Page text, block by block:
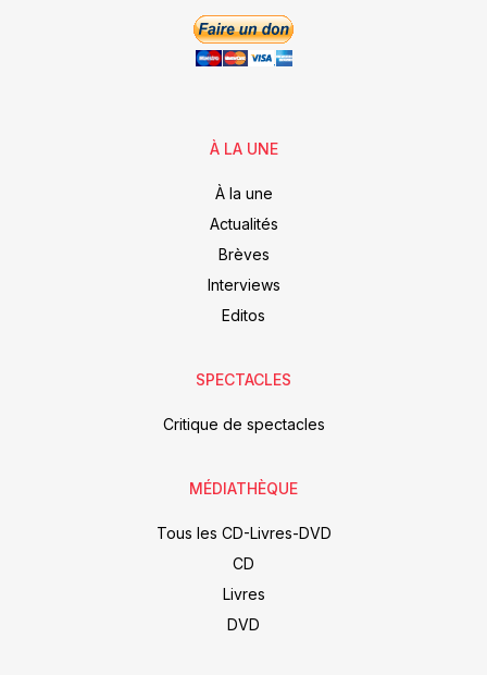
À LA UNE
À la une
Actualités
Brèves
Interviews
Editos
SPECTACLES
Critique de spectacles
MÉDIATHÈQUE
Tous les CD-Livres-DVD
CD
Livres
DVD